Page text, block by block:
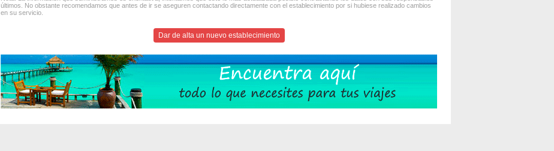
últimos. No obstante recomendamos que antes de ir se aseguren contactando directamente con el establecimiento por si hubiese realizado cambios
en su servicio.
Dar de alta un nuevo establecimiento